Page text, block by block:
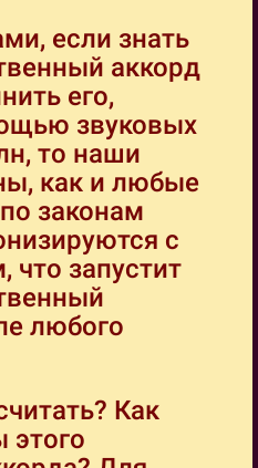
если знать
аккорд
его,
звуковых
то наши
как и любые
законам
с
что запустит
любого
Как
этого